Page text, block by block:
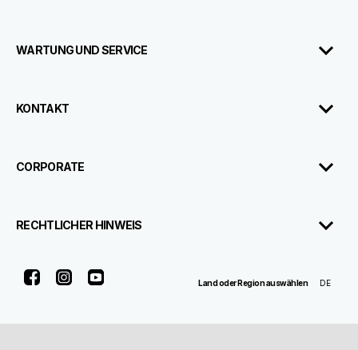
WARTUNG UND SERVICE
KONTAKT
CORPORATE
RECHTLICHER HINWEIS
FacebookInstagram Land oder Region auswählen DE
Piaggio & C. SpA Sede legale Viale Rinaldo Piaggio, 25 56025 Pontedera